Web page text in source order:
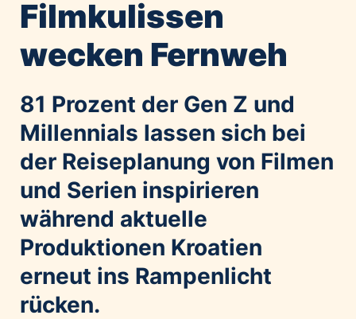
Emirates
Expo 2025 Osaka
GE HealthCare
Home of Work
IT:U
JP Immobilien
JYSK
Kroatische Zentrale für Tourismus
List Holding Gruppe
Marble House
Filmkulissen
wecken Fernweh
81 Prozent der Gen Z und
Millennials lassen sich bei
der Reiseplanung von Filmen
und Serien inspirieren
während aktuelle
Produktionen Kroatien
erneut ins Rampenlicht
rücken.